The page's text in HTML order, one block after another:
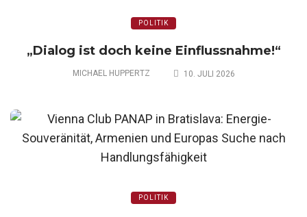
POLITIK
„Dialog ist doch keine Einflussnahme!“
MICHAEL HUPPERTZ 10. JULI 2026
POLITIK